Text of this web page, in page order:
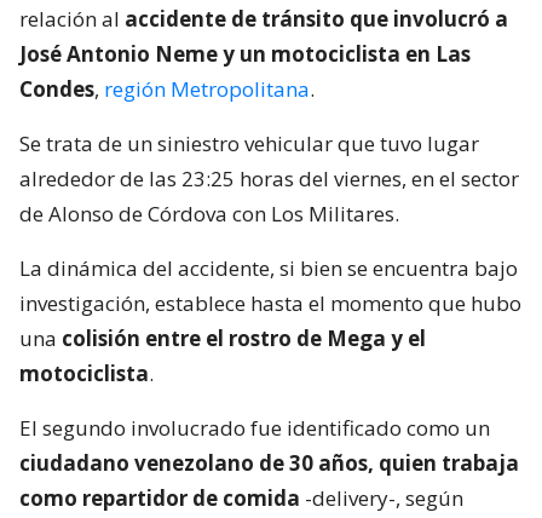
relación al accidente de tránsito que involucró a
José Antonio Neme y un motociclista en Las
Condes, región Metropolitana.
Se trata de un siniestro vehicular que tuvo lugar
alrededor de las 23:25 horas del viernes, en el sector
de Alonso de Córdova con Los Militares.
La dinámica del accidente, si bien se encuentra bajo
investigación, establece hasta el momento que hubo
una colisión entre el rostro de Mega y el
motociclista.
El segundo involucrado fue identificado como un
ciudadano venezolano de 30 años, quien trabaja
como repartidor de comida -delivery-, según